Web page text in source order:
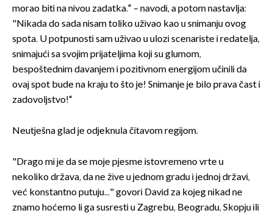
morao biti na nivou zadatka.“ – navodi, a potom nastavlja:
"Nikada do sada nisam toliko uživao kao u snimanju ovog
spota. U potpunosti sam uživao u ulozi scenariste i redatelja,
snimajući sa svojim prijateljima koji su glumom,
bespoštednim davanjem i pozitivnom energijom učinili da
ovaj spot bude na kraju to što je! Snimanje je bilo prava čast i
zadovoljstvo!“
Neutješna glad je odjeknula čitavom regijom.
"Drago mi je da se moje pjesme istovremeno vrte u
nekoliko država, da ne žive u jednom gradu i jednoj državi,
već konstantno putuju..." govori David za kojeg nikad ne
znamo hoćemo li ga susresti u Zagrebu, Beogradu, Skopju ili